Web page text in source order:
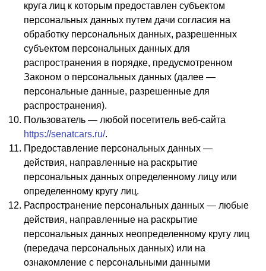
круга лиц к которым предоставлен субъектом
персональных данных путем дачи согласия на
обработку персональных данных, разрешенных
субъектом персональных данных для
распространения в порядке, предусмотренном
Законом о персональных данных (далее —
персональные данные, разрешенные для
распространения).
Пользователь — любой посетитель веб-сайта
https://senatcars.ru/.
Предоставление персональных данных —
действия, направленные на раскрытие
персональных данных определенному лицу или
определенному кругу лиц.
Распространение персональных данных — любые
действия, направленные на раскрытие
персональных данных неопределенному кругу лиц
(передача персональных данных) или на
ознакомление с персональными данными